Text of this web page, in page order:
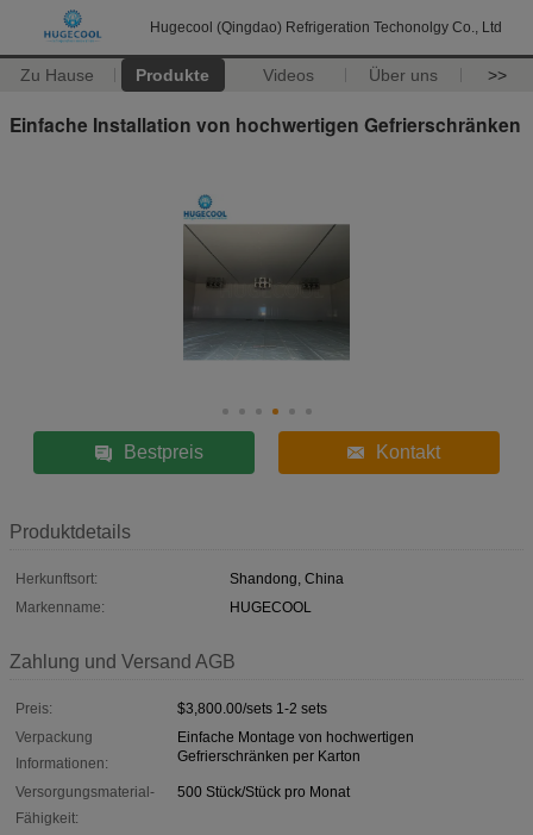
Hugecool (Qingdao) Refrigeration Techonolgy Co., Ltd
Zu Hause Produkte Videos Über uns >>
Einfache Installation von hochwertigen Gefrierschränken
Bestpreis Kontakt
Produktdetails
Herkunftsort:
Shandong, China
Markenname:
HUGECOOL
Zahlung und Versand AGB
Preis:
$3,800.00/sets 1-2 sets
Verpackung
Informationen:
Einfache Montage von hochwertigen
Gefrierschränken per Karton
Versorgungsmaterial-
Fähigkeit:
500 Stück/Stück pro Monat